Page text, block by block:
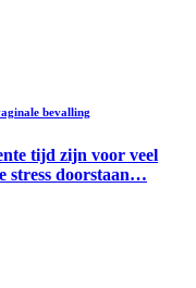
bevalling
tijd zijn voor veel
stress doorstaan…